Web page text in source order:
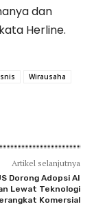
dan
Herline.
Wirausaha
Artikel selanjutnya
Dorong Adopsi AI
Lewat Teknologi
Komersial